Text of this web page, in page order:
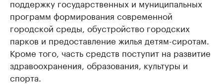
поддержку государственных и муниципальных
программ формирования современной
городской среды, обустройство городских
парков и предоставление жилья детям-сиротам.
Кроме того, часть средств поступит на развитие
здравоохранения, образования, культуры и
спорта.